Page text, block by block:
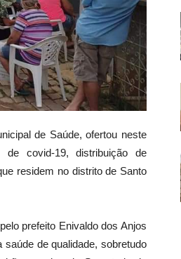
de Saúde, ofertou neste
de covid-19, distribuição de
residem no distrito de Santo
prefeito Enivaldo dos Anjos
de qualidade, sobretudo